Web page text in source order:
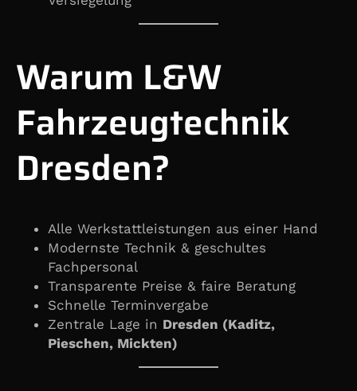
Warum L&W
Fahrzeugtechnik
Dresden?
Alle Werkstattleistungen aus einer Hand
Modernste Technik & geschultes
Fachpersonal
Transparente Preise & faire Beratung
Schnelle Terminvergabe
Zentrale Lage in Dresden (Kaditz,
Pieschen, Mickten)